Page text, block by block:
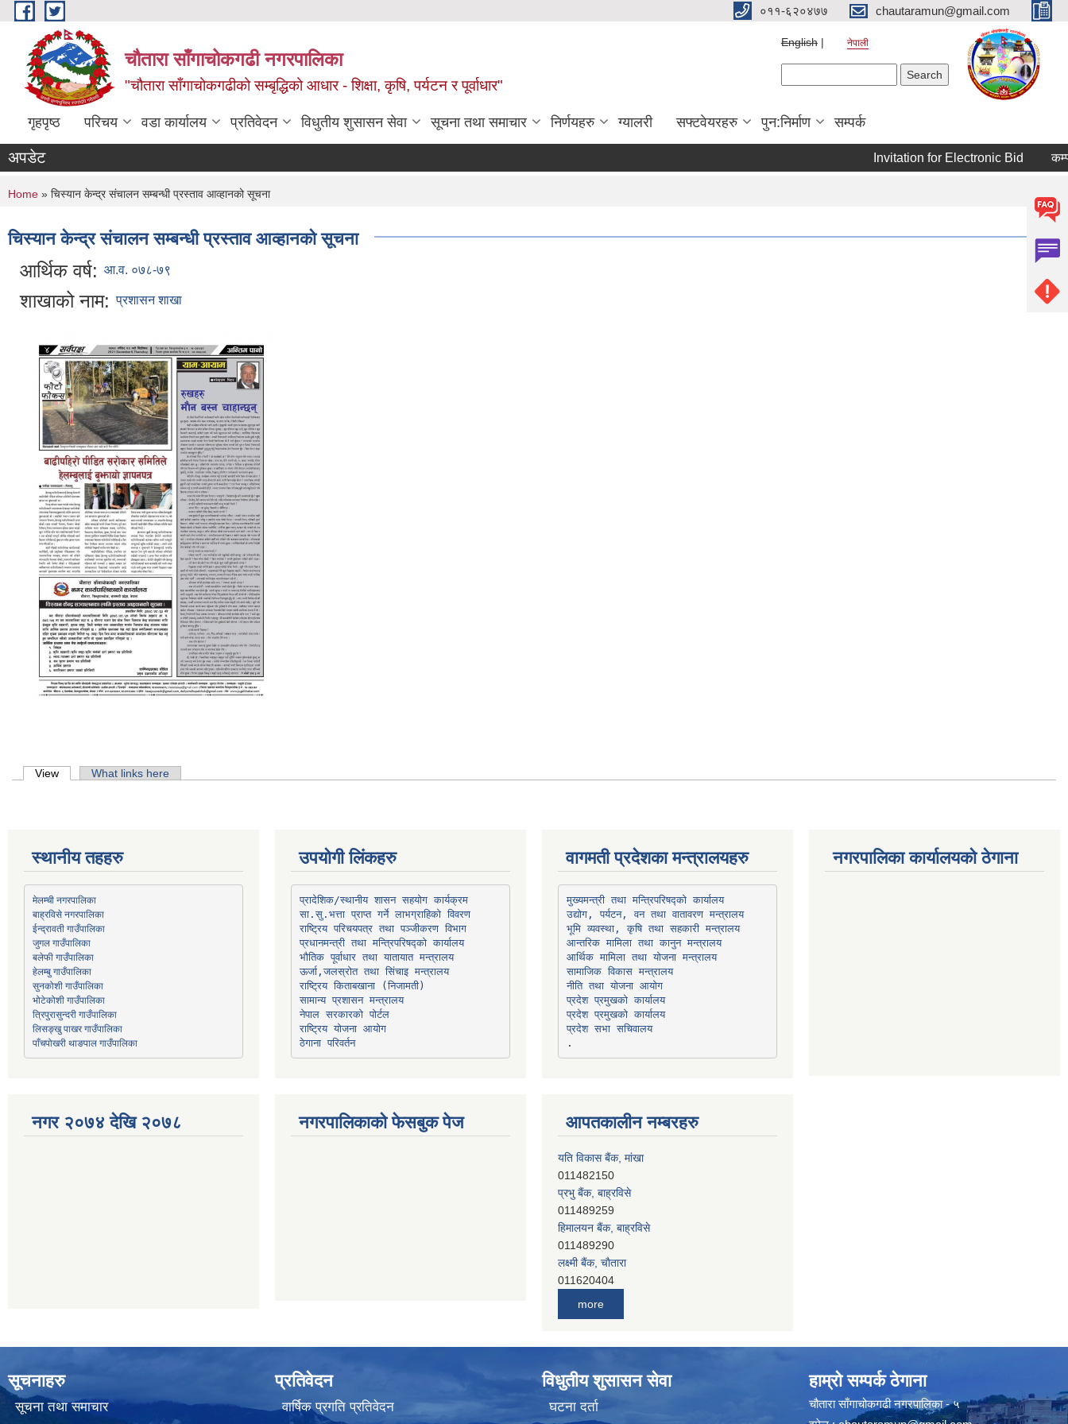
Skip to main content ०११-६२०४७७ chautaramun@gmail.com
चौतारा साँगाचोकगढी नगरपालिका
"चौतारा साँगाचोकगढीको सम्बृद्धिको आधार - शिक्षा, कृषि, पर्यटन र पूर्वाधार"
English नेपाली
गृहपृष्ठ परिचय वडा कार्यालय प्रतिवेदन विधुतीय शुसासन सेवा सूचना तथा समाचार निर्णयहरु ग्यालरी सफ्टवेयरहरु पुन:निर्माण सम्पर्क
अपडेट Invitation for Electronic Bid
You are here
Home » चिस्यान केन्द्र संचालन सम्बन्धी प्रस्ताव आव्हानको सूचना
चिस्यान केन्द्र संचालन सम्बन्धी प्रस्ताव आव्हानको सूचना
आर्थिक वर्ष: आ.व. ०७८-७९
शाखाको नाम: प्रशासन शाखा
Primary tabs
View (active tab)What links here
स्थानीय तहहरु
मेलम्ची नगरपालिका
बाह्रविसे नगरपालिका
ईन्द्रावती गाउँपालिका
जुगल गाउँपालिका
बलेफी गाउँपालिका
हेलम्बु गाउँपालिका
सुनकोशी गाउँपालिका
भोटेकोशी गाउँपालिका
त्रिपुरासुन्दरी गाउँपालिका
लिसङ्खु पाखर गाउँपालिका
पाँचपोखरी थाङपाल गाउँपालिका
नगर २०७४ देखि २०७८
उपयोगी लिंकहरु
प्रादेशिक/स्थानीय शासन सहयोग कार्यक्रम
सा.सु.भत्ता प्राप्त गर्ने लाभग्राहिको विवरण
राष्ट्रिय परिचयपत्र तथा पञ्‍जीकरण विभाग
प्रधानमन्त्री तथा मन्त्रिपरिषद्को कार्यालय
भौतिक पूर्वाधार तथा यातायात मन्त्रालय
ऊर्जा,जलस्रोत तथा सिंचाइ मन्त्रालय
सामान्य प्रशासन मन्त्रालय
नेपाल सरकारको पोर्टल
राष्ट्रिय योजना आयोग
ठेगाना परिवर्तन
नगरपालिकाको फेसबुक पेज
वागमती प्रदेशका मन्त्रालयहरु
मुख्यमन्त्री तथा मन्त्रिपरिषद्को कार्यालय
उद्योग, पर्यटन, वन तथा वातावरण मन्त्रालय
भूमि व्यवस्था, कृषि तथा सहकारी मन्त्रालय
आन्तरिक मामिला तथा कानुन मन्त्रालय
आर्थिक मामिला तथा योजना मन्त्रालय
सामाजिक विकास मन्त्रालय
नीति तथा योजना आयोग
प्रदेश प्रमुखको कार्यालय
प्रदेश प्रमुखको कार्यालय
प्रदेश सभा सचिवालय
आपतकालीन नम्बरहरु
यति विकास बैंक, मांखा
011482150
प्रभु बैंक, बाह्रविसे
011489259
हिमालयन बैंक, बाह्रविसे
011489290
लक्ष्मी बैंक, चाैतारा
011620404
011620406
देव विकास बैंक, बाह्रविसे
011401005
देव विकास बैंक, जलविरे
011403051
more
नगरपालिका कार्यालयको ठेगाना
सूचनाहरु
सूचना तथा समाचार
प्रतिवेदन
वार्षिक प्रगति प्रतिवेदन
विधुतीय शुसासन सेवा
घटना दर्ता
हाम्रो सम्पर्क ठेगाना
चौतारा साँगाचोकगढी नगरपालिका - ५